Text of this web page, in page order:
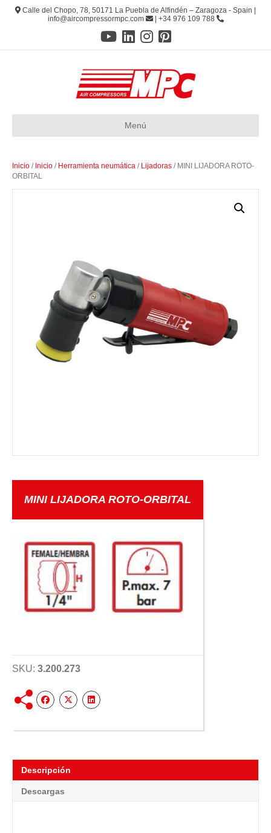
Calle del Chopo, 78, 50171 La Puebla de Alfindén – Zaragoza - Spain |
info@aircompressormpc.com
| +34 976 109 788
Menú
Inicio / Inicio / Herramienta neumática / Lijadoras / MINI LIJADORA ROTO-
ORBITAL
MINI LIJADORA ROTO-ORBITAL
SKU: 3.200.273
Descripción
Descargas